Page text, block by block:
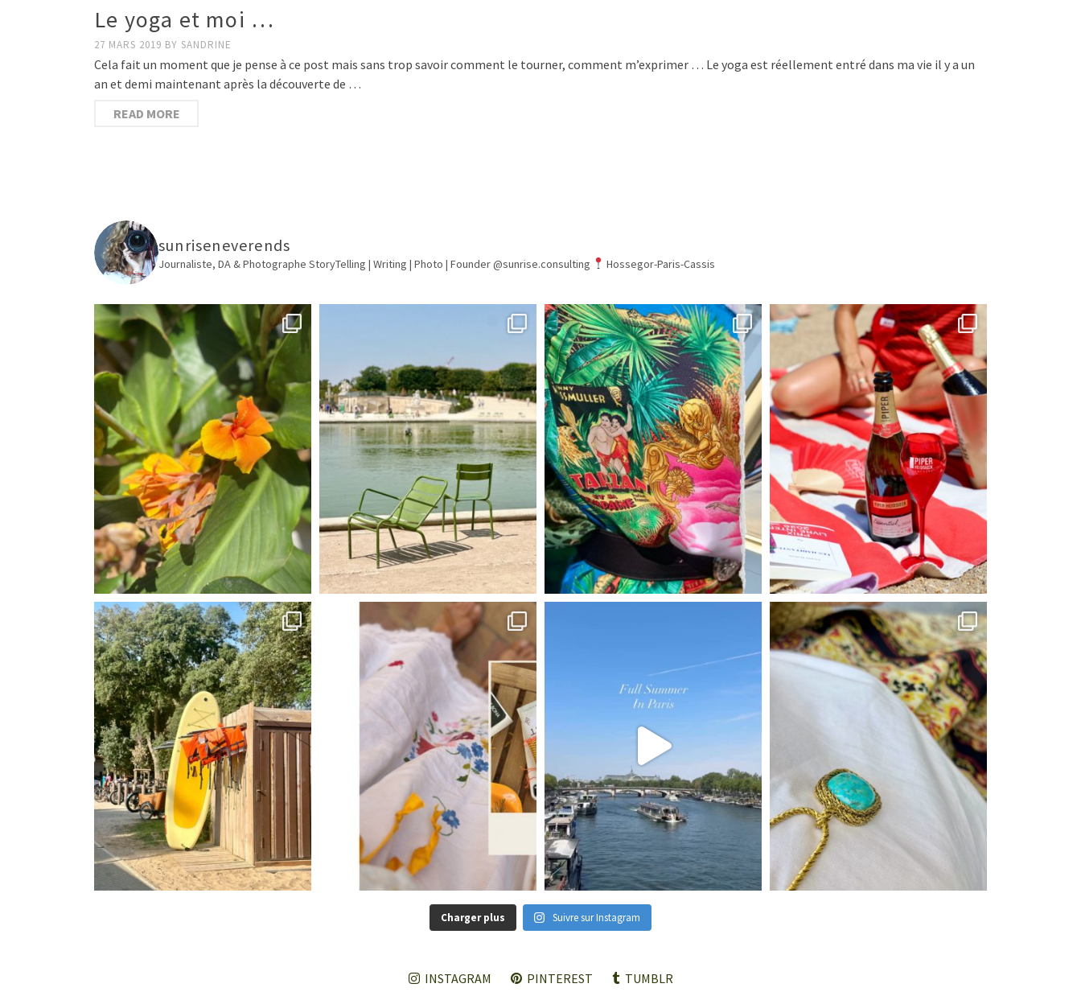
Le yoga et moi …
27 MARS 2019 BY SANDRINE
Cela fait un moment que je pense à ce post mais sans trop savoir comment le tourner, comment m’exprimer … Le yoga est réellement entré dans ma vie il y a un
an et demi maintenant après la découverte de …
READ MORE
sunriseneverends
Journaliste, DA & Photographe StoryTelling | Writing | Photo | Founder @sunrise.consulting Hossegor-Paris-Cassis
Charger plus Suivre sur Instagram
INSTAGRAM PINTEREST TUMBLR